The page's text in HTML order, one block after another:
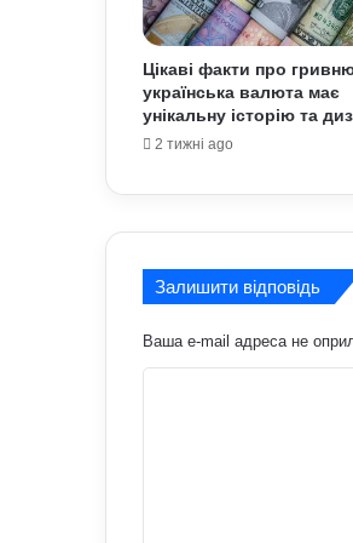
Цікаві факти про
українська валюта має
унікальну історію та
2 тижні ago
Залишити відповідь
Ваша e-mail адреса не